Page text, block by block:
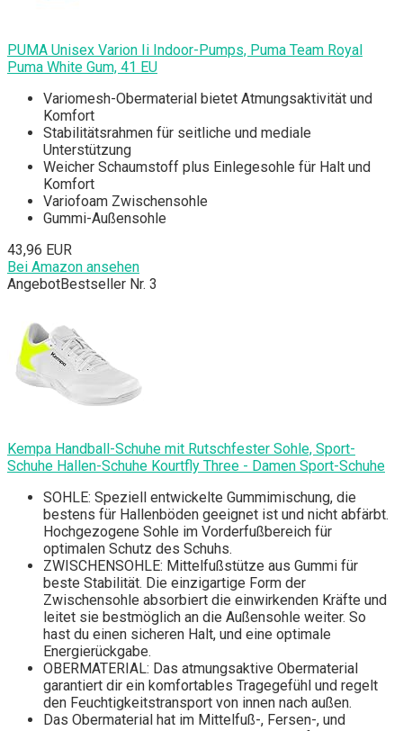
PUMA Unisex Varion Ii Indoor-Pumps, Puma Team Royal
Puma White Gum, 41 EU
Variomesh-Obermaterial bietet Atmungsaktivität und
Komfort
Stabilitätsrahmen für seitliche und mediale
Unterstützung
Weicher Schaumstoff plus Einlegesohle für Halt und
Komfort
Variofoam Zwischensohle
Gummi-Außensohle
43,96 EUR
Bei Amazon ansehen
AngebotBestseller Nr. 3
Kempa Handball-Schuhe mit Rutschfester Sohle, Sport-
Schuhe Hallen-Schuhe Kourtfly Three - Damen Sport-Schuhe
SOHLE: Speziell entwickelte Gummimischung, die
bestens für Hallenböden geeignet ist und nicht abfärbt.
Hochgezogene Sohle im Vorderfußbereich für
optimalen Schutz des Schuhs.
ZWISCHENSOHLE: Mittelfußstütze aus Gummi für
beste Stabilität. Die einzigartige Form der
Zwischensohle absorbiert die einwirkenden Kräfte und
leitet sie bestmöglich an die Außensohle weiter. So
hast du einen sicheren Halt, und eine optimale
Energierückgabe.
OBERMATERIAL: Das atmungsaktive Obermaterial
garantiert dir ein komfortables Tragegefühl und regelt
den Feuchtigkeitstransport von innen nach außen.
Das Obermaterial hat im Mittelfuß-, Fersen-, und